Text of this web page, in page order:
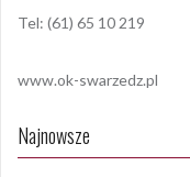
Tel: (61) 65 10 219
www.ok-swarzedz.pl
Najnowsze